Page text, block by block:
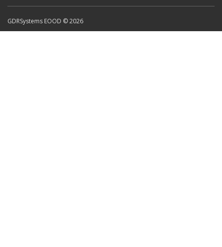
GDRSystems EOOD © 2026